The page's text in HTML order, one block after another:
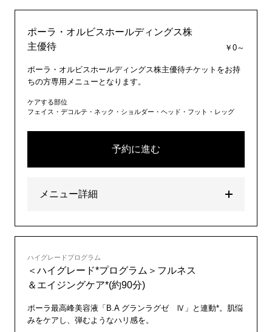
ポーラ・オルビスホールディングス株
主優待
￥0～
ポーラ・オルビスホールディングス株主優待チケットをお持
ちの方専用メニューとなります。
ケアする部位
フェイス・デコルテ・ネック・ショルダー・ヘッド・フット・レッグ
予約に進む
メニュー詳細
ハイグレードプログラム
＜ハイグレード*プログラム＞フルネス
＆エイジングケア*(約90分)
ポーラ最高峰美容液「B.A グランラグゼ Ⅳ」と連動*。肌悩
みをケアし、弾むようなハリ感を。